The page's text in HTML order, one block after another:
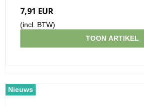
7,91 EUR
(incl. BTW)
TOON ARTIKEL
Nieuws